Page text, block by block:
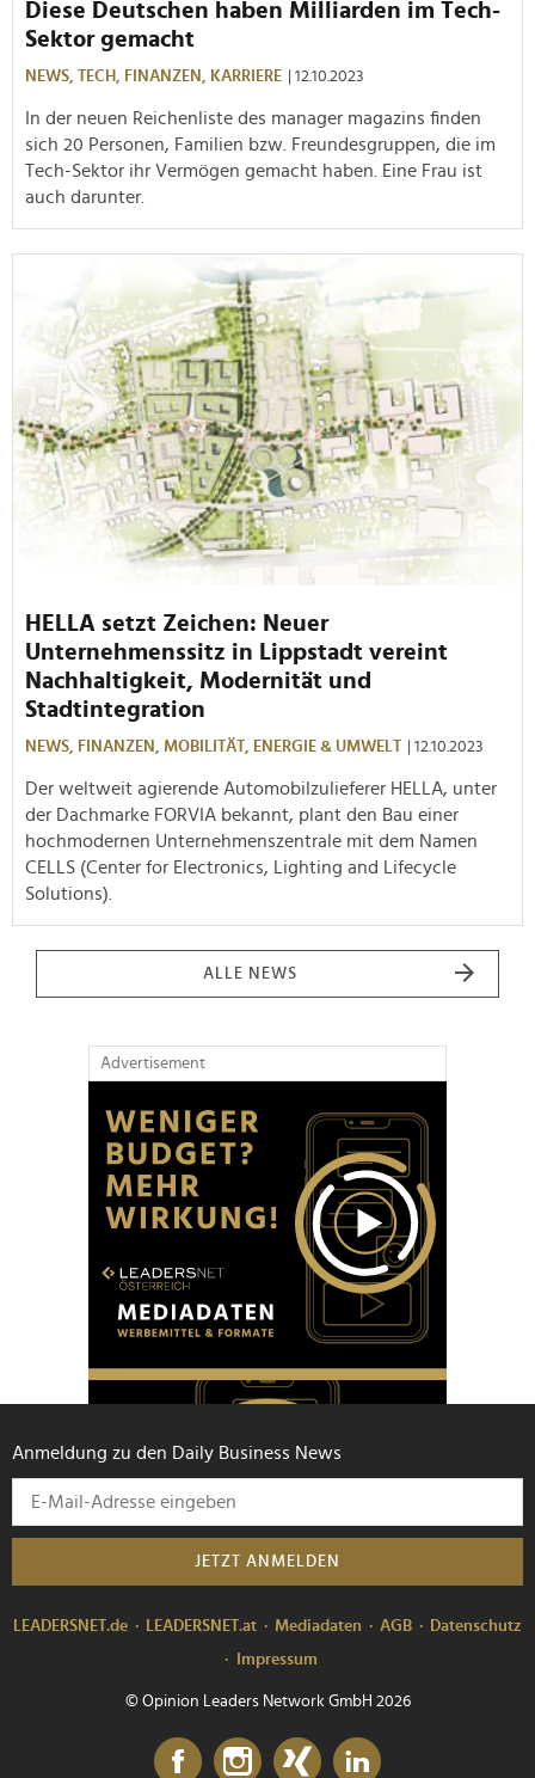
Diese Deutschen haben Milliarden im Tech-
Sektor gemacht
NEWS, TECH, FINANZEN, KARRIERE | 12.10.2023
In der neuen Reichenliste des manager magazins finden
sich 20 Personen, Familien bzw. Freundesgruppen, die im
Tech-Sektor ihr Vermögen gemacht haben. Eine Frau ist
auch darunter.
HELLA setzt Zeichen: Neuer
Unternehmenssitz in Lippstadt vereint
Nachhaltigkeit, Modernität und
Stadtintegration
NEWS, FINANZEN, MOBILITÄT, ENERGIE & UMWELT | 12.10.2023
Der weltweit agierende Automobilzulieferer HELLA, unter
der Dachmarke FORVIA bekannt, plant den Bau einer
hochmodernen Unternehmenszentrale mit dem Namen
CELLS (Center for Electronics, Lighting and Lifecycle
Solutions).
ALLE NEWS
Advertisement
Anmeldung zu den Daily Business News
JETZT ANMELDEN
LEADERSNET.de LEADERSNET.at Mediadaten AGB
Datenschutz
Impressum
© Opinion Leaders Network GmbH 2026